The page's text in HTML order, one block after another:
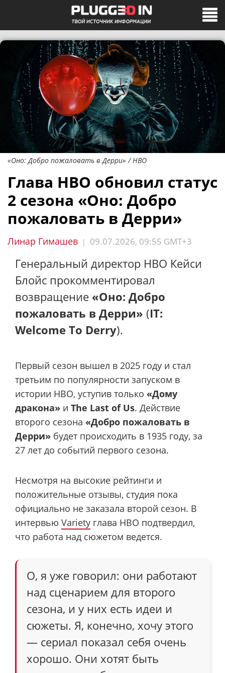
«Оно: Добро пожаловать в Дерри» / HBO
Глава HBO обновил статус
2 сезона «Оно: Добро
пожаловать в Дерри»
Линар Гимашев | 09.07.2026, 09:55 GMT+3
Генеральный директор HBO Кейси
Блойс прокомментировал
возвращение «Оно: Добро
пожаловать в Дерри» (IT:
Welcome To Derry).
Первый сезон вышел в 2025 году и стал
третьим по популярности запуском в
истории HBO, уступив только «Дому
дракона» и The Last of Us. Действие
второго сезона «Добро пожаловать в
Дерри» будет происходить в 1935 году, за
27 лет до событий первого сезона.
Несмотря на высокие рейтинги и
положительные отзывы, студия пока
официально не заказала второй сезон. В
интервью Variety глава HBO подтвердил,
что работа над сюжетом ведется.
О, я уже говорил: они работают
над сценарием для второго
сезона, и у них есть идеи и
сюжеты. Я, конечно, хочу этого
— сериал показал себя очень
хорошо. Они хотят быть